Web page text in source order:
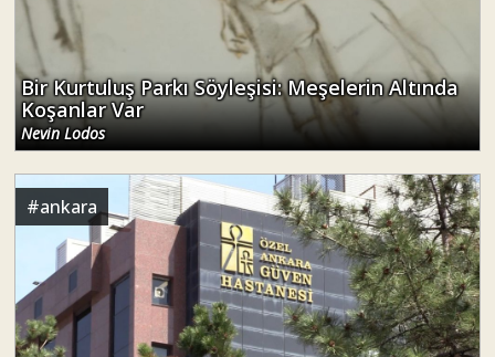
Bir Kurtuluş Parkı Söyleşisi: Meşelerin Altında
Koşanlar Var
Nevin Lodos
#ankara